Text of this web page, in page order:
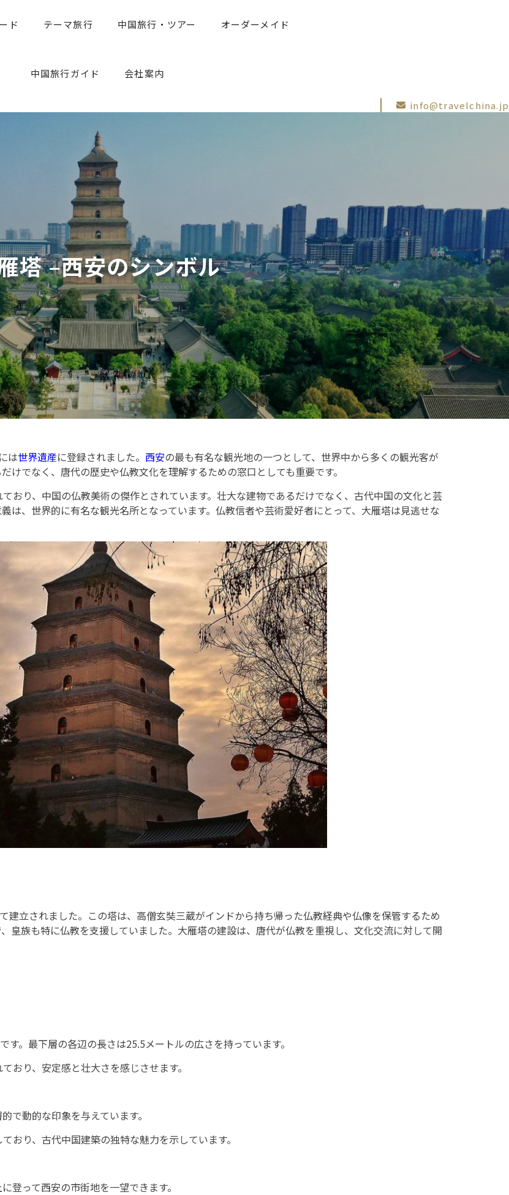
ド テーマ旅行 中国旅行・ツアー オーダーメイド
中国旅行ガイド 会社案内
info@travelchina.jp
塔 –西安のシンボル
は世界遺産に登録されました。 西安の最も有名な観光地の一つとして、世界中から多くの観光客が
けでなく、唐代の歴史や仏教文化を理解するための窓口としても重要です。
おり、中国の仏教美術の傑作とされています。壮大な建物であるだけでなく、古代中国の文化と芸
は、世界的に有名な観光名所となっています。仏教信者や芸術愛好者にとって、大雁塔は見逃せな
建立されました。この塔は、高僧玄奘三蔵がインドから持ち帰った仏教経典や仏像を保管するため
皇族も特に仏教を支援していました。大雁塔の建設は、唐代が仏教を重視し、文化交流に対して開
。最下層の各辺の長さは25.5メートルの広さを持っています。
おり、安定感と壮大さを感じさせます。
で動的な印象を与えています。
り、古代中国建築の独特な魅力を示しています。
って西安の市街地を一望できます。